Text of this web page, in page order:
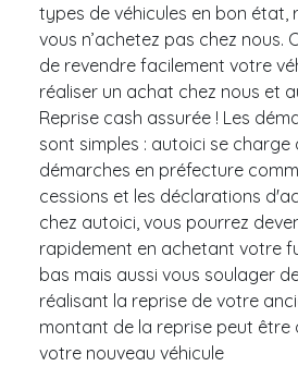
types de véhicules en bon état,
vous n’achetez pas chez nous.
de revendre facilement votre
réaliser un achat chez nous et
Reprise cash assurée ! Les
sont simples : autoici se charge
démarches en préfecture
cessions et les déclarations
chez autoici, vous pourrez
rapidement en achetant votre
bas mais aussi vous soulager
réalisant la reprise de votre
montant de la reprise peut être
votre nouveau véhicule